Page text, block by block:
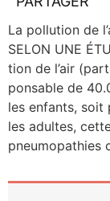
La pol­lu­tion de
SELON UNE
tion de l’air
pon­sable de
les enfants, soit
les adultes,
pneu­mo­pa­thies